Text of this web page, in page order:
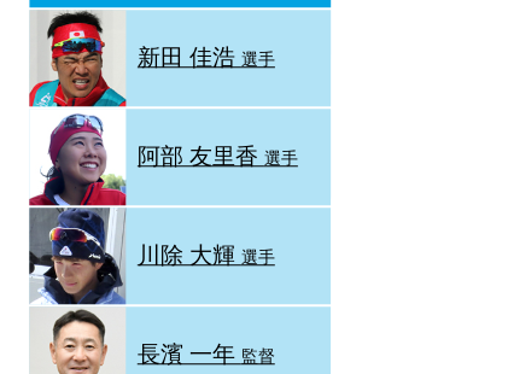
新田 佳浩 選手
阿部 友里香 選手
川除 大輝 選手
長濱 一年 監督